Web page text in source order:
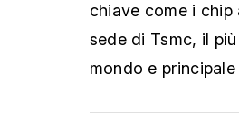
chiave come i chip
sede di Tsmc, il
mondo e